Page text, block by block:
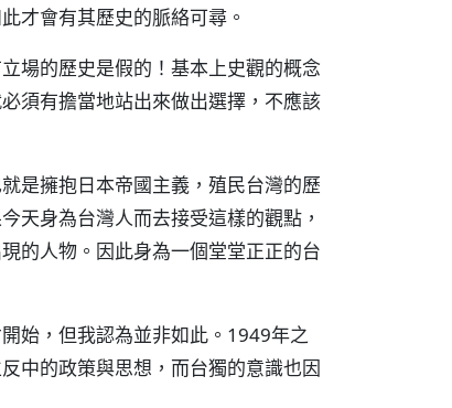
才會有其歷史的脈絡可尋。
場的歷史是假的！基本上史觀的概念
須有擔當地站出來做出選擇，不應該
是擁抱日本帝國主義，殖民台灣的歷
天身為台灣人而去接受這樣的觀點，
的人物。因此身為一個堂堂正正的台
始，但我認為並非如此。1949年之
中的政策與思想，而台獨的意識也因